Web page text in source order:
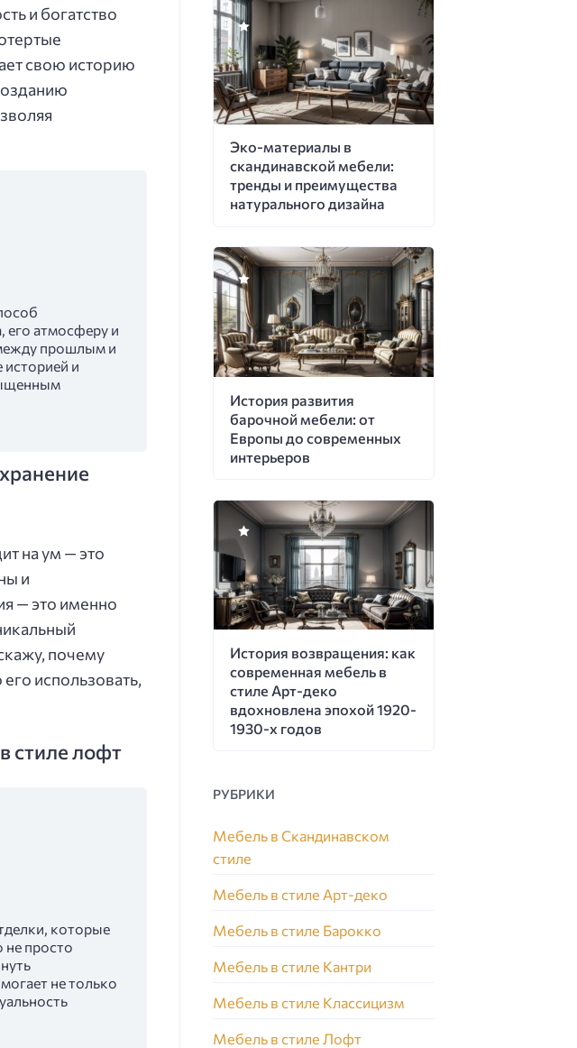
и богатство
свою историю
его атмосферу и
прошлым и
и
на ум — это
и
— это именно
почему
использовать,
стиле лофт
которые
не просто
не только
Эко-материалы в
скандинавской мебели:
тренды и преимущества
натурального дизайна
История развития
барочной мебели: от
Европы до современных
интерьеров
История возвращения: как
современная мебель в
стиле Арт-деко
вдохновлена эпохой 1920-
1930-х годов
РУБРИКИ
Мебель в Скандинавском
стиле
Мебель в стиле Арт-деко
Мебель в стиле Барокко
Мебель в стиле Кантри
Мебель в стиле Классицизм
Мебель в стиле Лофт